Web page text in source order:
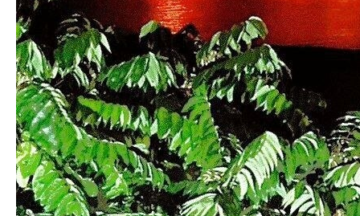
Яблуневий
Спас-2023:
прикмети,
традиції, звичаї
У церкві на
Полтавщині
сталося диво:
"ожили" сухі квіти
З російського
полону в Україну
повернулися 14
людей